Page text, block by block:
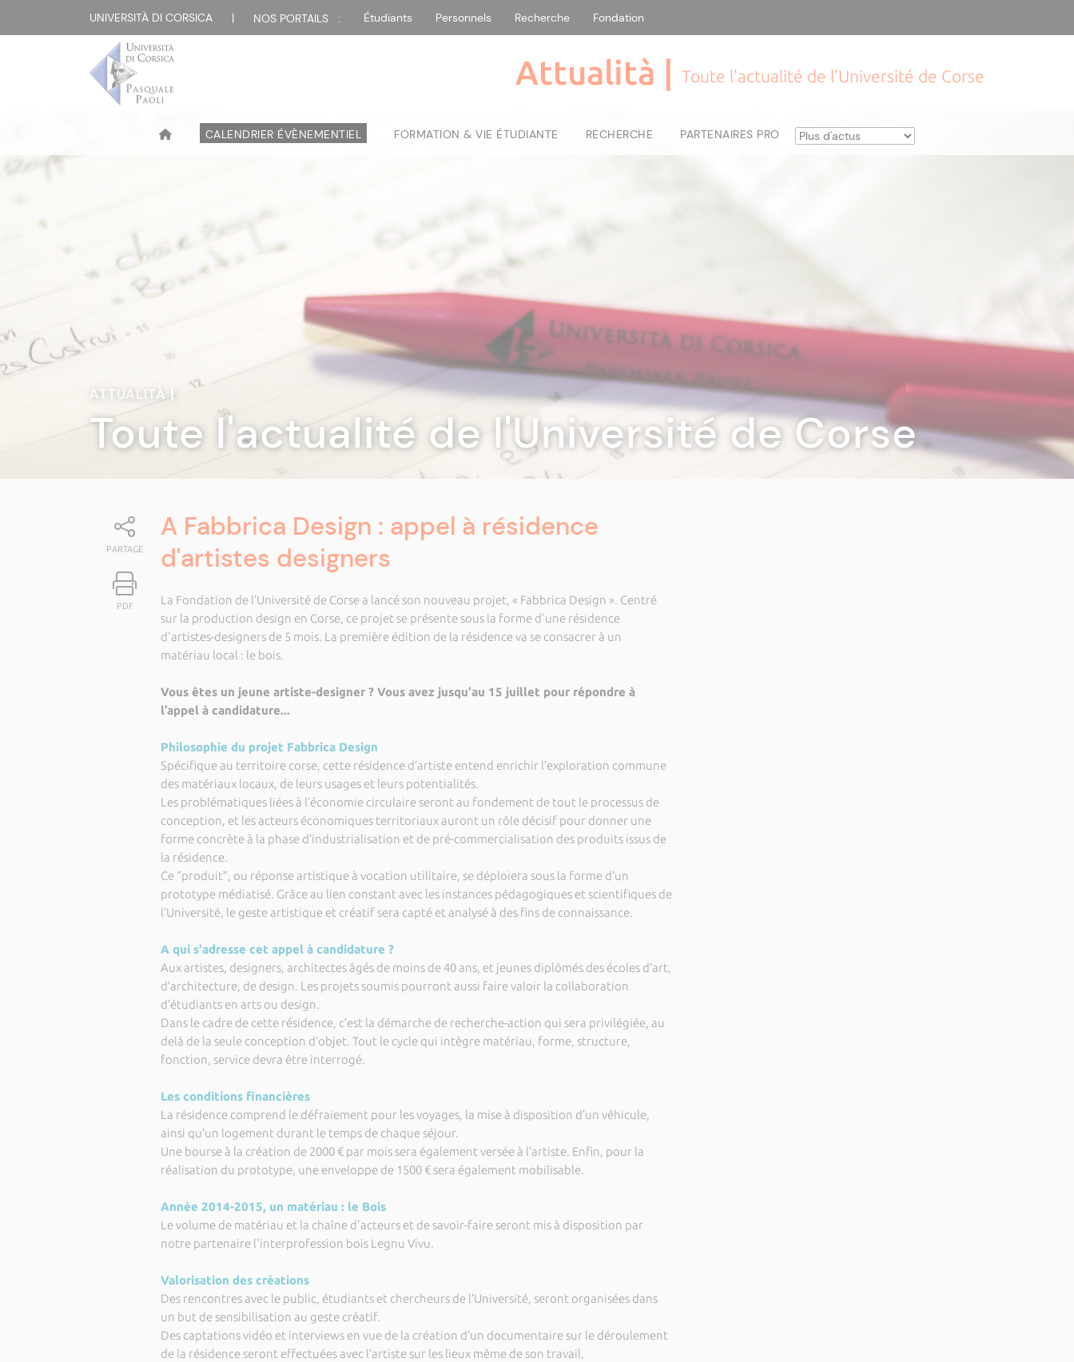
UNIVERSITÀ DI CORSICA | NOS PORTAILS : Étudiants Personnels Recherche Fondation
Attualità | Toute l'actualité de l'Université de Corse
CALENDRIER ÉVÈNEMENTIEL FORMATION & VIE ÉTUDIANTE RECHERCHE PARTENAIRES PRO
ATTUALITÀ|
Toute l'actualité de l'Université de Corse
PARTAGE
PDF
A Fabbrica Design : appel à résidence
d'artistes designers
La Fondation de l’Université de Corse a lancé son nouveau projet, « Fabbrica Design ». Centré
sur la production design en Corse, ce projet se présente sous la forme d'une résidence
d'artistes-designers de 5 mois. La première édition de la résidence va se consacrer à un
matériau local : le bois.
Vous êtes un jeune artiste-designer ? Vous avez jusqu'au 15 juillet pour répondre à
l’appel à candidature...
Philosophie du projet Fabbrica Design
Spécifique au territoire corse, cette résidence d’artiste entend enrichir l’exploration commune
des matériaux locaux, de leurs usages et leurs potentialités.
Les problématiques liées à l’économie circulaire seront au fondement de tout le processus de
conception, et les acteurs économiques territoriaux auront un rôle décisif pour donner une
forme concrète à la phase d’industrialisation et de pré-commercialisation des produits issus de
la résidence.
Ce “produit”, ou réponse artistique à vocation utilitaire, se déploiera sous la forme d’un
prototype médiatisé. Grâce au lien constant avec les instances pédagogiques et scientifiques de
l’Université, le geste artistique et créatif sera capté et analysé à des fins de connaissance.
A qui s'adresse cet appel à candidature ?
Aux artistes, designers, architectes âgés de moins de 40 ans, et jeunes diplômés des écoles d’art,
d’architecture, de design. Les projets soumis pourront aussi faire valoir la collaboration
d’étudiants en arts ou design.
Dans le cadre de cette résidence, c’est la démarche de recherche-action qui sera privilégiée, au
delà de la seule conception d’objet. Tout le cycle qui intègre matériau, forme, structure,
fonction, service devra être interrogé.
Les conditions financières
La résidence comprend le défraiement pour les voyages, la mise à disposition d’un véhicule,
ainsi qu’un logement durant le temps de chaque séjour.
Une bourse à la création de 2000 € par mois sera également versée à l’artiste. Enfin, pour la
réalisation du prototype, une enveloppe de 1500 € sera également mobilisable.
Année 2014-2015, un matériau : le Bois
Le volume de matériau et la chaîne d'acteurs et de savoir-faire seront mis à disposition par
notre partenaire l'interprofession bois Legnu Vivu.
Valorisation des créations
Des rencontres avec le public, étudiants et chercheurs de l’Université, seront organisées dans
un but de sensibilisation au geste créatif.
Des captations vidéo et interviews en vue de la création d’un documentaire sur le déroulement
de la résidence seront effectuées avec l’artiste sur les lieux même de son travail.